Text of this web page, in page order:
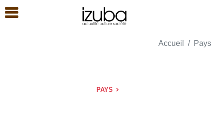
Accueil Pays
PAYS